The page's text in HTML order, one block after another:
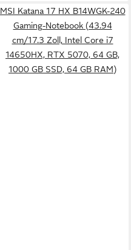
MSI Katana 17 HX B14WGK-240
Gaming-Notebook (43.94
cm/17.3 Zoll, Intel Core i7
14650HX, RTX 5070, 64 GB,
1000 GB SSD, 64 GB RAM)